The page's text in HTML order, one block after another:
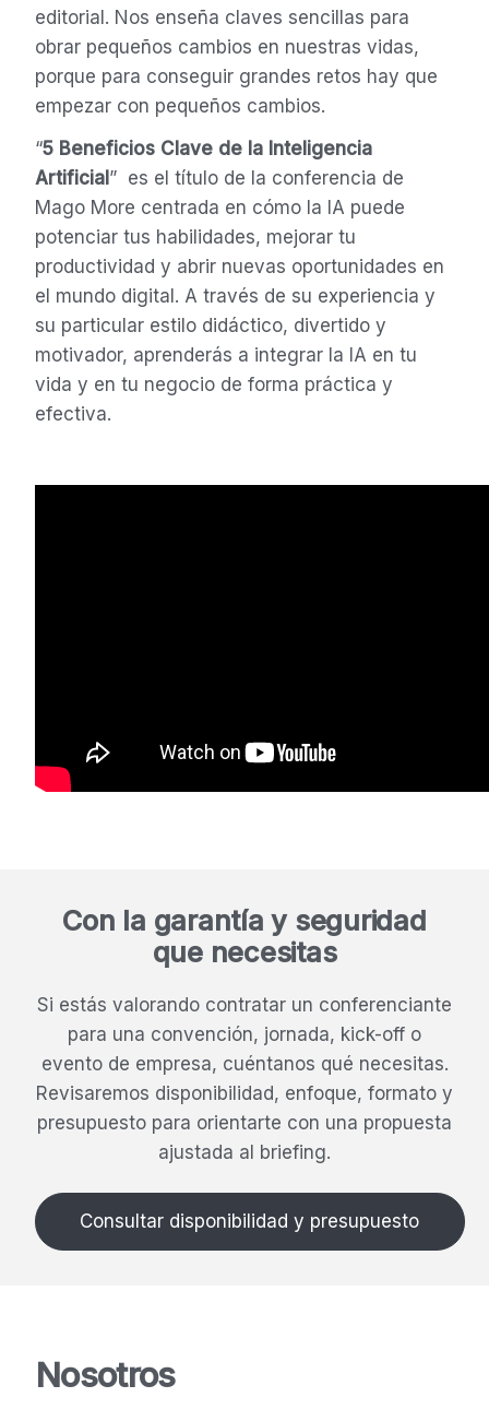
editorial. Nos enseña claves sencillas para
obrar pequeños cambios en nuestras vidas,
porque para conseguir grandes retos hay que
empezar con pequeños cambios.
“5 Beneficios Clave de la Inteligencia
Artificial” es el título de la conferencia de
Mago More centrada en cómo la IA puede
potenciar tus habilidades, mejorar tu
productividad y abrir nuevas oportunidades en
el mundo digital. A través de su experiencia y
su particular estilo didáctico, divertido y
motivador, aprenderás a integrar la IA en tu
vida y en tu negocio de forma práctica y
efectiva.
Con la garantía y seguridad
que necesitas
Si estás valorando contratar un conferenciante
para una convención, jornada, kick-off o
evento de empresa, cuéntanos qué necesitas.
Revisaremos disponibilidad, enfoque, formato y
presupuesto para orientarte con una propuesta
ajustada al briefing.
Consultar disponibilidad y presupuesto
Nosotros